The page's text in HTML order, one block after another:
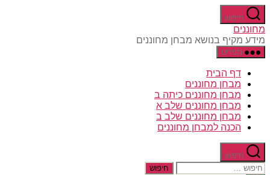
דלג
לתוכן חיפוש
מחוננים
מידע מקיף בנושא מבחן מחוננים
תפריט
דף הבית
מבחן מחוננים
מבחן מחוננים כיתה ב
מבחן מחוננים שלב א
מבחן מחוננים שלב ב
הכנה למבחן מחוננים
חיפוש
חיפוש: